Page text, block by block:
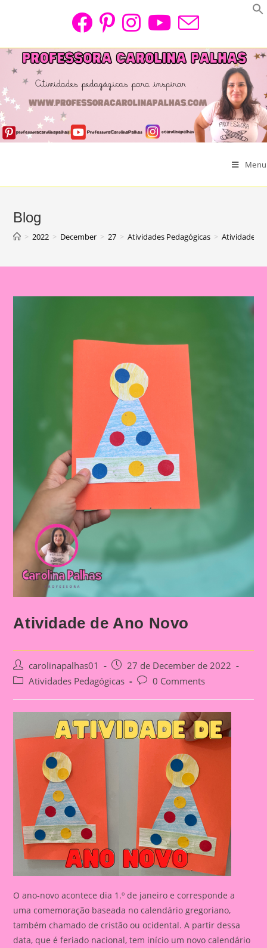
Menu
Blog
> 2022 > December > 27 > Atividades Pedagógicas > Atividade
Atividade de Ano Novo
Post
author:
carolinapalhas01
Post
published:
27 de December de 2022
PostAtividades Pedagógicas
Post0 Comments
O ano-novo acontece dia 1.º de janeiro e corresponde a
uma comemoração baseada no calendário gregoriano,
também chamado de cristão ou ocidental. A partir dessa
data, que é feriado nacional, tem início um novo calendário